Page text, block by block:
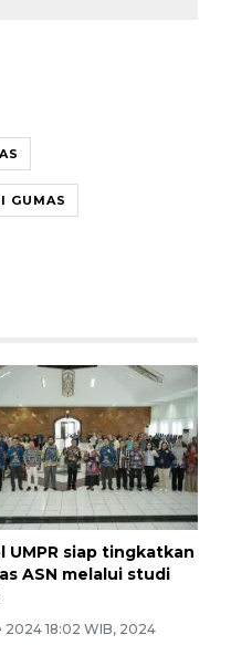
GUMAS
UMPR siap tingkatkan
ASN melalui studi
2024 18:02 WIB, 2024